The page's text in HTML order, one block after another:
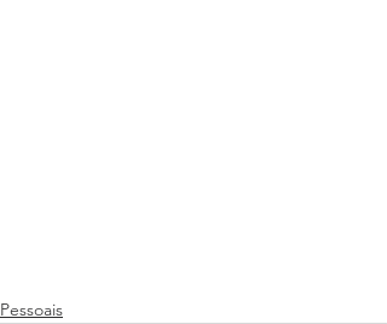
Pessoais